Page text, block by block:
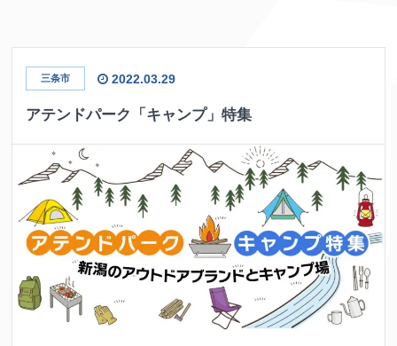
三条市 2022.03.29
アテンドパーク「キャンプ」特集